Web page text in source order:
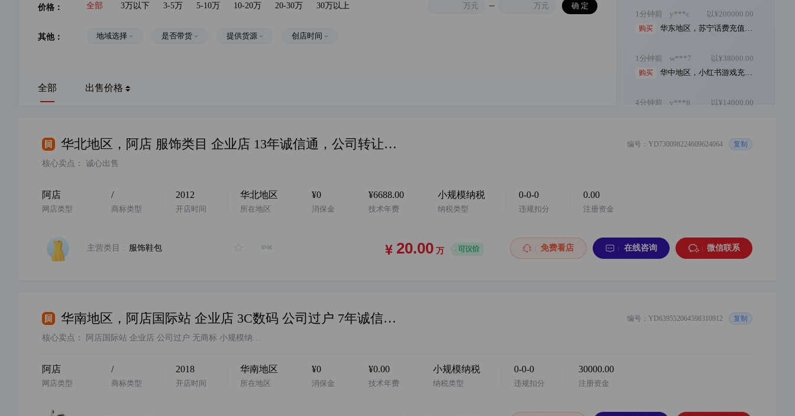
价格： 全部 3万以下 3-5万 5-10万 10-20万 20-30万 30万以上 万元 万元
其他： 地域选择 是否带货 提供货源 创店时间
全部 出售价格
1分钟前 w***7 以¥38000.00
4分钟前 y***6 以¥14000.00
6分钟前 D***8 以¥290000.00
购买 华东地区，唯品会企业店，一般纳税人，挂靠...
编号：YD730098224609624064 复制
华北地区，阿店 服饰类目 企业店 13年诚信通，公司转让，无商标 诚心出售 欢迎咨询…
核心卖点： 诚心出售
阿店
网店类型
/
商标类型
2012
开店时间
华北地区
所在地区
¥0
消保金
¥6688.00
技术年费
小规模纳税
纳税类型
0-0-0
违规扣分
0.00
注册资金
主营类目 : 服饰鞋包 万 免费看店 在线咨询 微信联系
编号：YD639552064598310912 复制
华南地区，阿店国际站 企业店 3C数码 公司过户 7年诚信通无商标 小规模纳税 挂靠地址 有违规无扣分 欢迎咨询…
核心卖点： 阿店国际站 企业店 公司过户 无商标 小规模纳税 挂靠地址 社保配合迁出 有违规无扣分 欢迎咨询
阿店
网店类型
/
商标类型
2018
开店时间
华南地区
所在地区
¥0
消保金
¥0.00
技术年费
小规模纳税
纳税类型
0-0-0
违规扣分
30000.00
注册资金